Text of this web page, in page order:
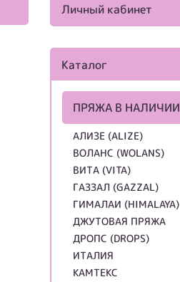
Личный кабинет
Каталог
ПРЯЖА В НАЛИЧИИ
АЛИЗЕ (ALIZE)
ВОЛАНС (WOLANS)
ВИТА (VITA)
ГАЗЗАЛ (GAZZAL)
ГИМАЛАИ (HIMALAYA)
ДЖУТОВАЯ ПРЯЖА
ДРОПС (DROPS)
ИТАЛИЯ
КАМТЕКС